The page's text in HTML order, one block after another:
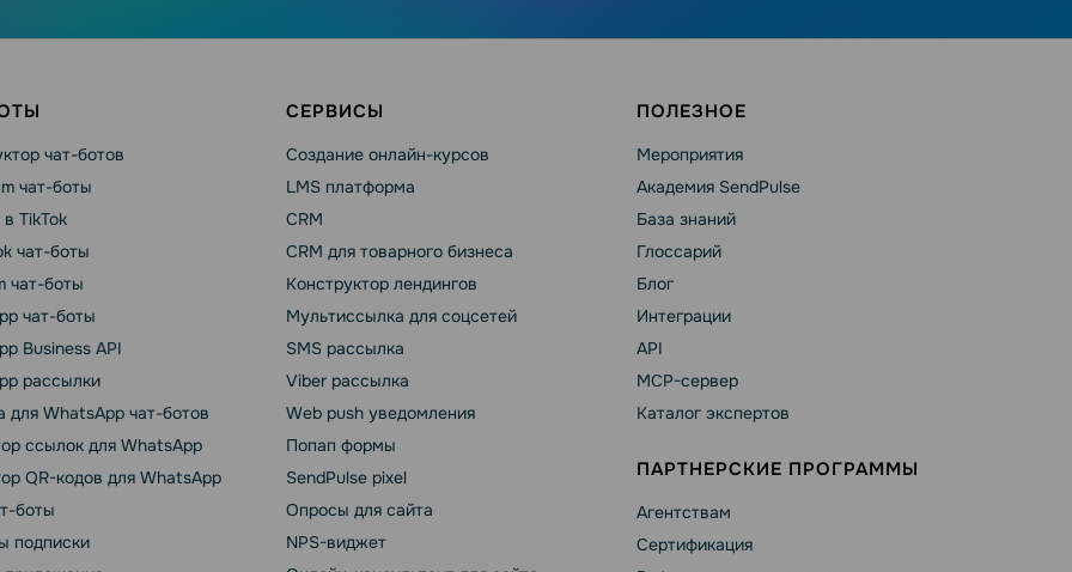
чат-ботов
чат-боты
TikTok
чат-боты
чат-боты
чат-боты
Business API
рассылки
для WhatsApp чат-ботов
ссылок для WhatsApp
QR-кодов для WhatsApp
боты
подписки
СЕРВИСЫ
Создание онлайн-курсов
LMS платформа
CRM
CRM для товарного бизнеса
Конструктор лендингов
Мультиссылка для соцсетей
SMS рассылка
Viber рассылка
Web push уведомления
Попап формы
SendPulse pixel
Опросы для сайта
NPS-виджет
ПОЛЕЗНОЕ
Мероприятия
Академия SendPulse
База знаний
Глоссарий
Блог
Интеграции
API
MCP-сервер
Каталог экспертов
ПАРТНЕРСКИЕ ПРОГРАММЫ
Агентствам
Сертификация